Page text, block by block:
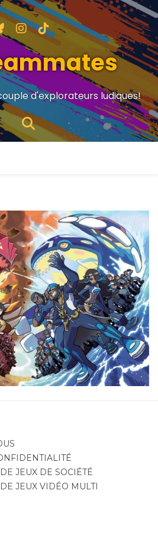
d'explorateurs ludiques!
JEUX DE SOCIÉTÉ
JEUX VIDÉO MULTI